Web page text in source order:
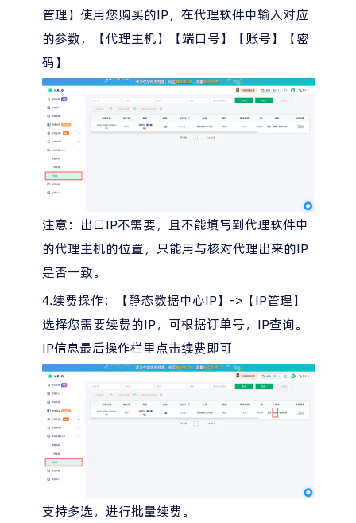
管理】使用您购买的IP，在代理软件中输入对应
的参数，【代理主机】【端口号】【账号】【密
码】
注意：出口IP不需要，且不能填写到代理软件中
的代理主机的位置，只能用与核对代理出来的IP
是否一致。
4.续费操作：【静态数据中心IP】->【IP管理】
选择您需要续费的IP，可根据订单号，IP查询。
IP信息最后操作栏里点击续费即可
支持多选，进行批量续费。